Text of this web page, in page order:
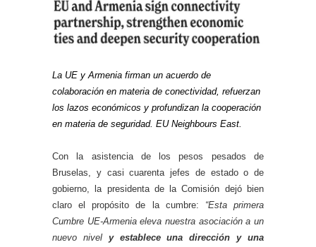
La UE y Armenia firman un acuerdo de
colaboración en materia de conectividad, refuerzan
los lazos económicos y profundizan la cooperación
en materia de seguridad. EU Neighbours East.
Con la asistencia de los pesos pesados de
Bruselas, y casi cuarenta jefes de estado o de
gobierno, la presidenta de la Comisión dejó bien
claro el propósito de la cumbre: “Esta primera
Cumbre UE-Armenia eleva nuestra asociación a un
nuevo nivel y establece una dirección y una